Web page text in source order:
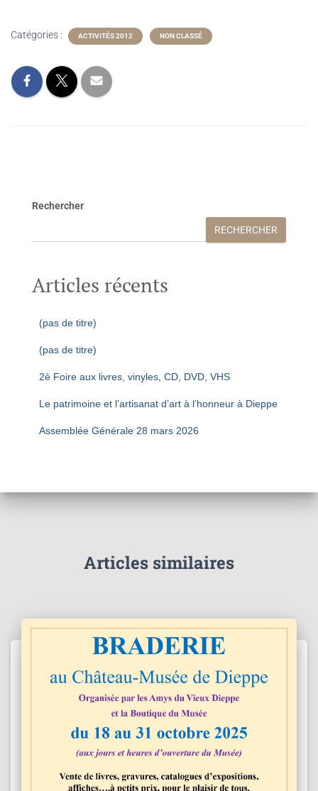
Catégories : ACTIVITÉS 2012 NON CLASSÉ
Rechercher
RECHERCHER
Articles récents
(pas de titre)
(pas de titre)
2è Foire aux livres, vinyles, CD, DVD, VHS
Le patrimoine et l’artisanat d’art à l’honneur à Dieppe
Assemblée Générale 28 mars 2026
Articles similaires